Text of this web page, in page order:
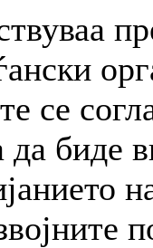
се
да биде